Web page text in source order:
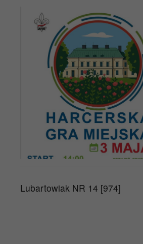
Lubartowiak NR 14 [974]